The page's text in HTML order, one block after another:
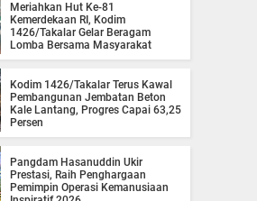
Meriahkan Hut Ke-81
Kemerdekaan RI, Kodim
1426/Takalar Gelar Beragam
Lomba Bersama Masyarakat
Kodim 1426/Takalar Terus Kawal
Pembangunan Jembatan Beton
Kale Lantang, Progres Capai 63,25
Persen
Pangdam Hasanuddin Ukir
Prestasi, Raih Penghargaan
Pemimpin Operasi Kemanusiaan